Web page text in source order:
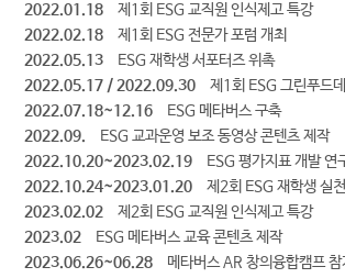
2022.01.18
제1회 ESG 교직원 인식제고 특강
2022.02.18
제1회 ESG 전문가 포럼 개최
2022.05.13
ESG 재학생 서포터즈 위촉
2022.05.17 / 2022.09.30
제1회 ESG 그린푸드
2022.07.18~12.16
ESG 메타버스 구축
2022.09.
ESG 교과운영 보조 동영상 콘텐츠 제작
2022.10.20~2023.02.19
ESG 평가지표 개발 연
2022.10.24~2023.01.20
제2회 ESG 재학생 실
2023.02.02
제2회 ESG 교직원 인식제고 특강
2023.02
ESG 메타버스 교육 콘텐츠 제작
2023.06.26~06.28
메타버스 AR 창의융합캠프 참